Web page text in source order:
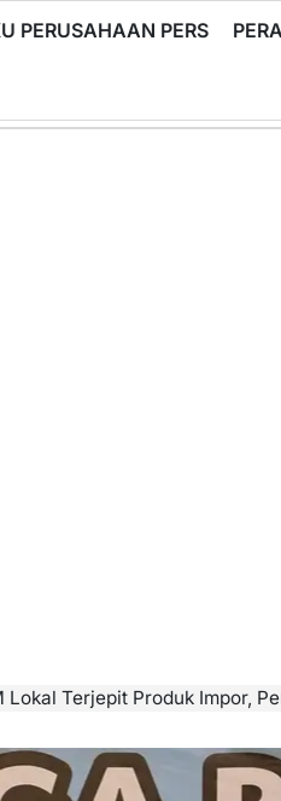
PERUSAHAAN PERS
Lokal Terjepit Produk Impor,